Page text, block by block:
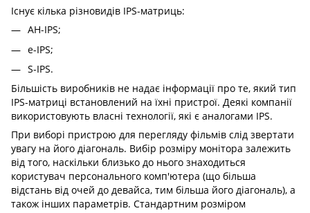
Існує кілька різновидів IPS-матриць:
AH-IPS;
e-IPS;
S-IPS.
Більшість виробників не надає інформації про те, який тип
IPS-матриці встановлений на їхні пристрої. Деякі компанії
використовують власні технології, які є аналогами IPS.
При виборі пристрою для перегляду фільмів слід звертати
увагу на його діагональ. Вибір розміру монітора залежить
від того, наскільки близько до нього знаходиться
користувач персонального комп'ютера (що більша
відстань від очей до девайса, тим більша його діагональ), а
також інших параметрів. Стандартним розміром